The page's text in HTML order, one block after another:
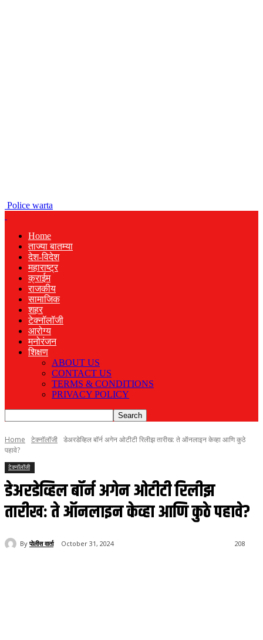
Police warta
Home
ताज्या बातम्या
देश-विदेश
महाराष्ट्र
क्राईम
राजकीय
सामाजिक
शहर
टेक्नॉलॉजी
आरोग्य
मनोरंजन
शिक्षण
ABOUT US
CONTACT US
TERMS & CONDITIONS
PRIVACY POLICY
Home टेक्नॉलॉजी डेअरडेव्हिल बॉर्न अगेन ओटीटी रिलीझ तारीख: ते ऑनलाइन केव्हा आणि कुठे
पहावे?
टेक्नॉलॉजी
डेअरडेव्हिल बॉर्न अगेन ओटीटी रिलीझ
तारीख: ते ऑनलाइन केव्हा आणि कुठे पहावे?
By पोलीस वार्ता October 31, 2024 208